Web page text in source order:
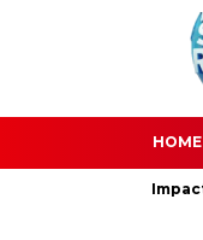
HOME
The Global Impact of